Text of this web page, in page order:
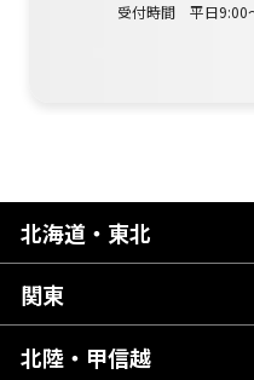
受付時間 平日9:00
北海道・東北
北海道
青森県
関東
茨城県
北陸・甲信越